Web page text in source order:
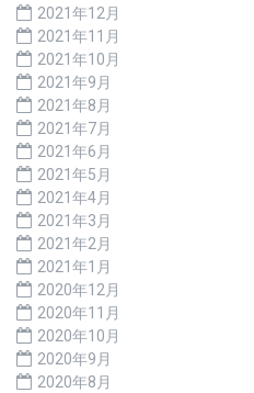
2021年12月
2021年11月
2021年10月
2021年9月
2021年8月
2021年7月
2021年6月
2021年5月
2021年4月
2021年3月
2021年2月
2021年1月
2020年12月
2020年11月
2020年10月
2020年9月
2020年8月